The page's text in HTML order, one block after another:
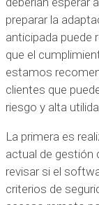
preparar la
anticipada puede
que el
estamos
clientes que
riesgo y alta
La primera es
actual de gestión
revisar si el
criterios de